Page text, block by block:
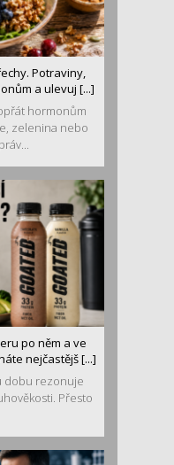
Potraviny,
a ulevuj [...]
hormonům
zelenina nebo
po něm a ve
nejčastějš [...]
dobu rezonuje
Přesto